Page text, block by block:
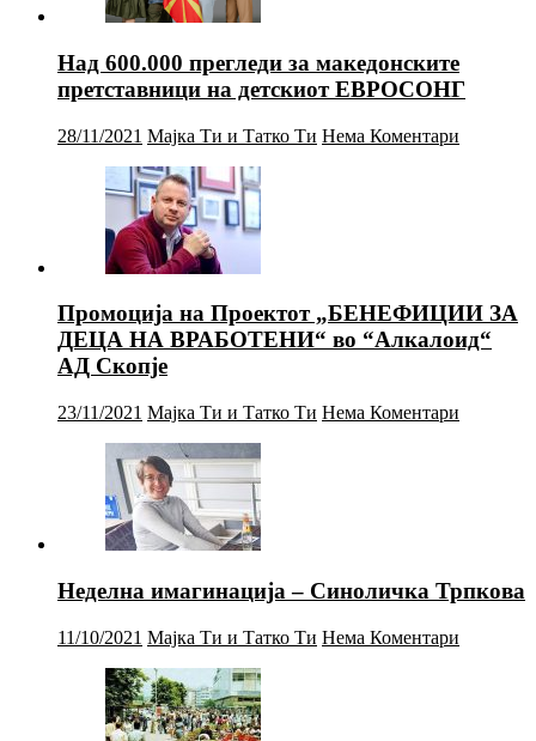
Над 600.000 прегледи за македонските
претставници на детскиот ЕВРОСОНГ
28/11/2021 Мајка Ти и Татко Ти Нема Коментари
Промоција на Проектот „БЕНЕФИЦИИ ЗА
ДЕЦА НА ВРАБОТЕНИ“ во “Алкалоид“
АД Скопје
23/11/2021 Мајка Ти и Татко Ти Нема Коментари
Неделна имагинација – Синоличка Трпкова
11/10/2021 Мајка Ти и Татко Ти Нема Коментари